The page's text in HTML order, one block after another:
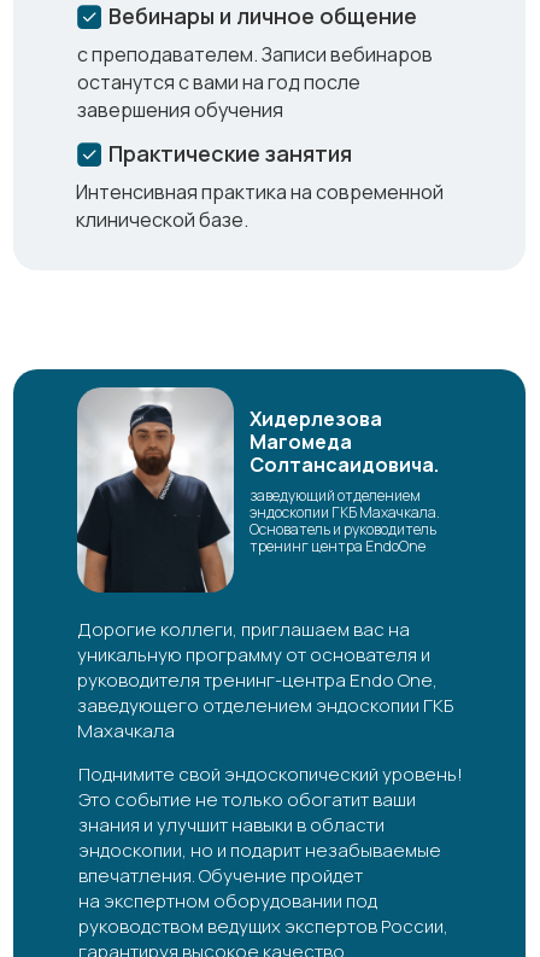
Вебинары и личное общение
Практические занятия
с преподавателем. Записи вебинаров
останутся с вами на год после
завершения обучения
Интенсивная практика на современной
клинической базе.
Дорогие коллеги, приглашаем вас на
уникальную программу от основателя и
руководителя тренинг-центра Endo One,
заведующего отделением эндоскопии ГКБ
Махачкала
Хидерлезова
Магомеда
Солтансаидовича.
заведующий отделением
эндоскопии ГКБ Махачкала.
Основатель и руководитель
тренинг центра EndoOne
Поднимите свой эндоскопический уровень!
Это событие не только обогатит ваши
знания и улучшит навыки в области
эндоскопии, но и подарит незабываемые
впечатления. Обучение пройдет
на экспертном оборудовании под
руководством ведущих экспертов России,
гарантируя высокое качество